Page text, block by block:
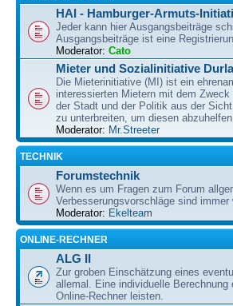
HAI - Hamburger-Armuts-
Jeder kann hier Ausgangsbeiträge
Ausgangsbeiträge ist eine
Moderator: Cato
Mieter und Sozialinitiative
Die Mieterinitiative (MI) ist ein
interessierten Mietern mit dem
der Stadt und der Politik aus der
zu unterbreiten, um diesen
Moderator: Mr.Streeter
TECHNIK
Forumstechnik
Wenn es um Fragen zum Forum
Verbesserungsvorschläge sind immer
Moderator: Ekelteam
ONLINE-RECHNER
ALG II
Zur groben Einschätzung eines
allemal. Eine individuelle
Online-Rechner leisten.